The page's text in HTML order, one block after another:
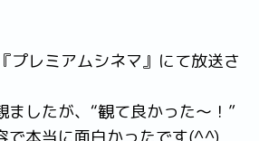
プレミアムシネマ』にて放送さ
ましたが、“観て良かった～！”